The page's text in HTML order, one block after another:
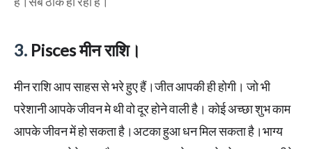
3. Pisces मीन राशि।
मीन राशि आप साहस से भरे हुए हैं।जीत आपकी ही होगी। जो भी
परेशानी आपके जीवन मे थी वो दूर होने वाली है। कोई अच्छा शुभ काम
आपके जीवन में हो सकता है।अटका हुआ धन मिल सकता है।भाग्य